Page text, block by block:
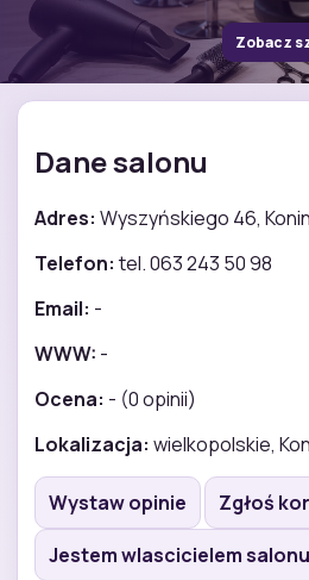
Zobacz
Dane salonu
Adres: Wyszyńskiego 46, Konin
Telefon: tel. 063 243 50 98
Email: -
WWW: -
Ocena: - (0 opinii)
Lokalizacja: wielkopolskie,
Wystaw opinie
Zgłoś
Jestem wlascicielem salonu